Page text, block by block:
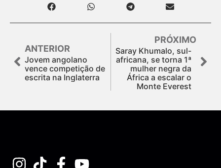
ANTERIOR
Jovem angolano
vence competição de
escrita na Inglaterra
PRÓXIMO
Saray Khumalo, sul-
africana, se torna 1ª
mulher negra da
África a escalar o
Monte Everest